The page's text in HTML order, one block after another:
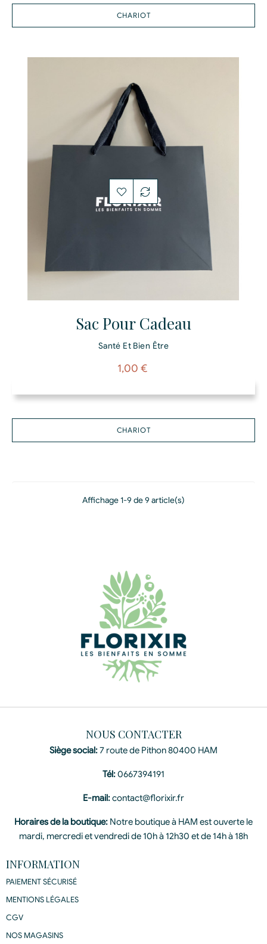
CHARIOT
Sac Pour Cadeau
Santé Et Bien Être
Prix
1,00 €
CHARIOT
Affichage 1-9 de 9 article(s)
NOUS CONTACTER
Siège social:7 route de Pithon 80400 HAM
Tél:0667394191
E-mail:contact@florixir.fr
Horaires de la boutique: Notre boutique à HAM est ouverte le
mardi, mercredi et vendredi de 10h à 12h30 et de 14h à 18h
INFORMATION
PAIEMENT SÉCURISÉ
MENTIONS LÉGALES
CGV
NOS MAGASINS